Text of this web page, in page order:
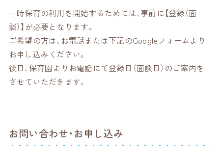
一時保育の利用を開始するためには、事前に【登録（面
談）】が必要となります。
ご希望の方は、お電話または下記のGoogleフォームより
お申し込みください。
後日、保育園よりお電話にて登録日（面談日）のご案内を
させていただきます。
お問い合わせ・お申し込み